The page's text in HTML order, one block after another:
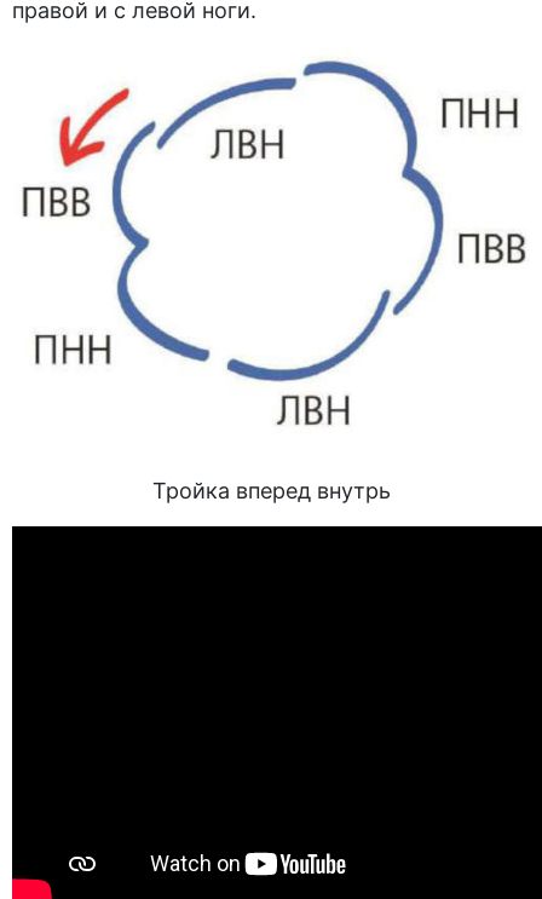
правой и с левой ноги.
Тройка вперед внутрь